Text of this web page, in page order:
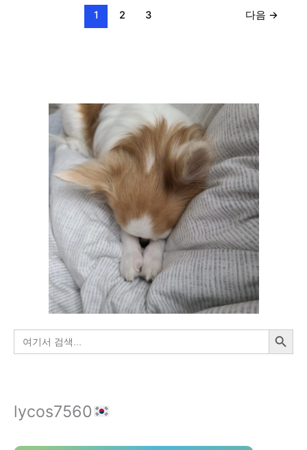
검
색:
검색 버튼
lycos7560
[BAEKJOON]
1 2 3 다음 →